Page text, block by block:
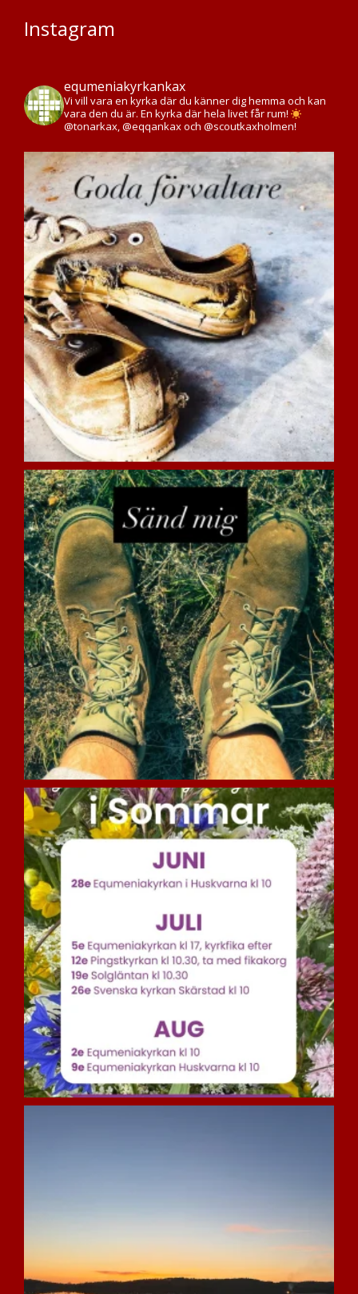
Instagram
equmeniakyrkankax
Vi vill vara en kyrka där du känner dig hemma och kan
vara den du är. En kyrka där hela livet får rum!
@tonarkax, @eqqankax och @scoutkaxholmen!